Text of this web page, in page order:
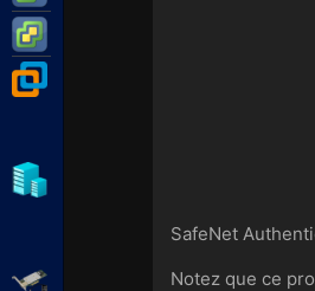
Adaptec SmartRAID
SafeNet
Notez que ce